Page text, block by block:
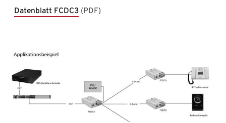
Datenblatt FCDC3 (PDF)